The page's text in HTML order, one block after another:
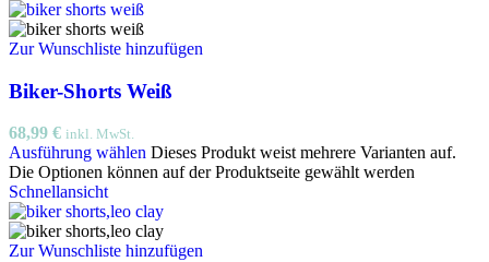
Zur Wunschliste hinzufügen
Biker-Shorts Weiß
68,99 € inkl. MwSt.
Ausführung wählen Dieses Produkt weist mehrere Varianten auf.
Die Optionen können auf der Produktseite gewählt werden
Schnellansicht
Zur Wunschliste hinzufügen